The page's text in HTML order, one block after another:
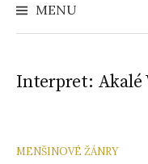
MENU
Interpret: Akalé
MENŠINOVÉ ŽÁNRY